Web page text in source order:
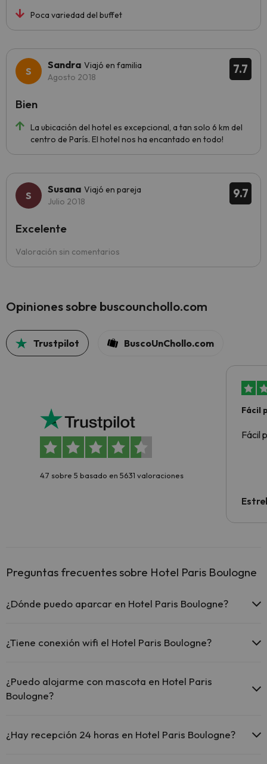
Poca variedad del buffet
7.7
Sandra Viajó en familia
Agosto 2018
La ubicación del hotel es excepcional, a tan solo 6 km del
centro de París. El hotel nos ha encantado en todo!
Bien
9.7
Susana Viajó en pareja
Julio 2018
Valoración sin comentarios
Excelente
Opiniones sobre buscounchollo.com
Trustpilot BuscoUnChollo.com
4.7 sobre 5 basado en 5631 valoraciones
Fácil
Fácil
Preguntas frecuentes sobre Hotel Paris Boulogne
¿Dónde puedo aparcar en Hotel Paris Boulogne?
aparcamiento (bajo disponibilidad):
¿Tiene conexión wifi el Hotel Paris Boulogne?
¿Puedo alojarme con mascota en Hotel Paris
Boulogne?
pago directo en hotel). Consulta las condiciones.
¿Hay recepción 24 horas en Hotel Paris Boulogne?